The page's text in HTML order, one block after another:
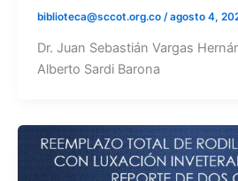
biblioteca@sccot.org.co /agosto 4,
Dr. Juan Sebastián Vargas
Alberto Sardi Barona